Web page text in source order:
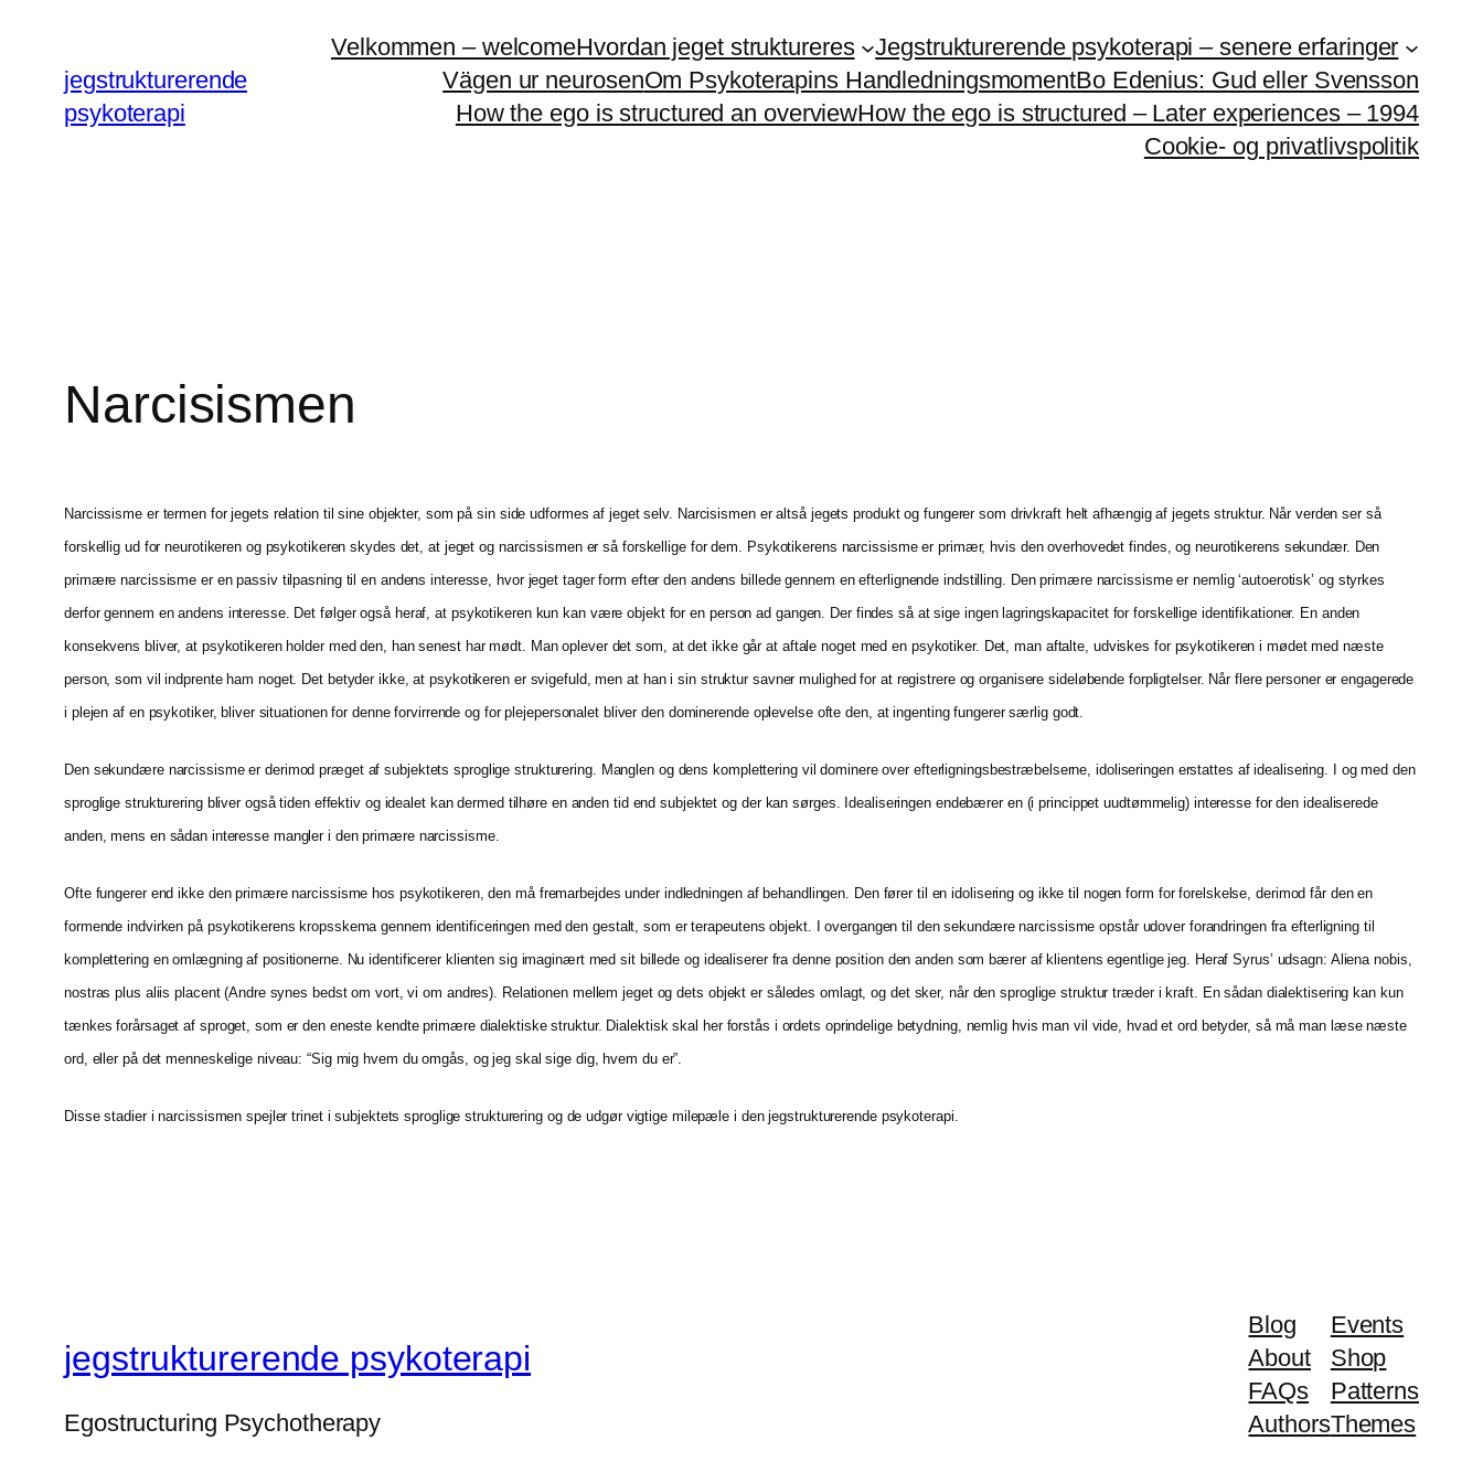
indholdjegstrukturerende
psykoterapi
Velkommen – welcomeHvordan jeget struktureres
Jegstrukturerende psykoterapi – senere erfaringer
Vägen ur neurosenOm Psykoterapins HandledningsmomentBo Edenius: Gud eller Svensson
How the ego is structured an overviewHow the ego is structured – Later experiences – 1994
Cookie- og privatlivspolitik
Narcisismen
Narcissisme er termen for jegets relation til sine objekter, som på sin side udformes af jeget selv. Narcisismen er altså jegets produkt og fungerer som drivkraft helt afhængig af jegets struktur. Når verden ser så
forskellig ud for neurotikeren og psykotikeren skydes det, at jeget og narcissismen er så forskellige for dem. Psykotikerens narcissisme er primær, hvis den overhovedet findes, og neurotikerens sekundær. Den
primære narcissisme er en passiv tilpasning til en andens interesse, hvor jeget tager form efter den andens billede gennem en efterlignende indstilling. Den primære narcissisme er nemlig ‘autoerotisk’ og styrkes
derfor gennem en andens interesse. Det følger også heraf, at psykotikeren kun kan være objekt for en person ad gangen. Der findes så at sige ingen lagringskapacitet for forskellige identifikationer. En anden
konsekvens bliver, at psykotikeren holder med den, han senest har mødt. Man oplever det som, at det ikke går at aftale noget med en psykotiker. Det, man aftalte, udviskes for psykotikeren i mødet med næste
person, som vil indprente ham noget. Det betyder ikke, at psykotikeren er svigefuld, men at han i sin struktur savner mulighed for at registrere og organisere sideløbende forpligtelser. Når flere personer er engagerede
i plejen af en psykotiker, bliver situationen for denne forvirrende og for plejepersonalet bliver den dominerende oplevelse ofte den, at ingenting fungerer særlig godt.
Den sekundære narcissisme er derimod præget af subjektets sproglige strukturering. Manglen og dens komplettering vil dominere over efterligningsbestræbelserne, idoliseringen erstattes af idealisering. I og med den
sproglige strukturering bliver også tiden effektiv og idealet kan dermed tilhøre en anden tid end subjektet og der kan sørges. Idealiseringen endebærer en (i princippet uudtømmelig) interesse for den idealiserede
anden, mens en sådan interesse mangler i den primære narcissisme.
Ofte fungerer end ikke den primære narcissisme hos psykotikeren, den må fremarbejdes under indledningen af behandlingen. Den fører til en idolisering og ikke til nogen form for forelskelse, derimod får den en
formende indvirken på psykotikerens kropsskema gennem identificeringen med den gestalt, som er terapeutens objekt. I overgangen til den sekundære narcissisme opstår udover forandringen fra efterligning til
komplettering en omlægning af positionerne. Nu identificerer klienten sig imaginært med sit billede og idealiserer fra denne position den anden som bærer af klientens egentlige jeg. Heraf Syrus’ udsagn: Aliena nobis,
nostras plus aliis placent (Andre synes bedst om vort, vi om andres). Relationen mellem jeget og dets objekt er således omlagt, og det sker, når den sproglige struktur træder i kraft. En sådan dialektisering kan kun
tænkes forårsaget af sproget, som er den eneste kendte primære dialektiske struktur. Dialektisk skal her forstås i ordets oprindelige betydning, nemlig hvis man vil vide, hvad et ord betyder, så må man læse næste
ord, eller på det menneskelige niveau: “Sig mig hvem du omgås, og jeg skal sige dig, hvem du er”.
Disse stadier i narcissismen spejler trinet i subjektets sproglige strukturering og de udgør vigtige milepæle i den jegstrukturerende psykoterapi.
jegstrukturerende psykoterapi
Egostructuring Psychotherapy
Blog
About
FAQs
Authors
Events
Shop
Patterns
Themes